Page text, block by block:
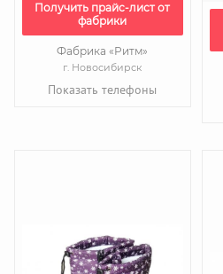
Получить прайс-лист от
фабрики
Фабрика «Ритм»
г. Новосибирск
Показать телефоны